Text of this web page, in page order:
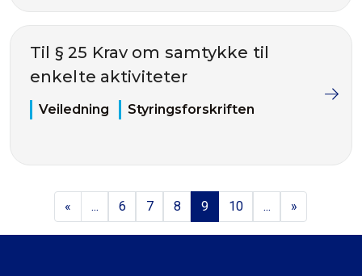
Til § 25 Krav om samtykke til
enkelte aktiviteter
Veiledning Styringsforskriften
« ... 6 7 8 9 10 ... »